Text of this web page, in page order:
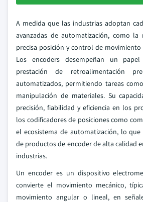
A medida que las industrias adoptan
avanzadas de automatización, como la
precisa posición y control de movimiento
Los encoders desempeñan un
prestación de retroalimentación
automatizados, permitiendo tareas
manipulación de materiales. Su
precisión, fiabilidad y eficiencia en los
los codificadores de posiciones como
el ecosistema de automatización, lo
de productos de encoder de alta calidad
industrias.
Un encoder es un dispositivo
convierte el movimiento mecánico,
movimiento angular o lineal, en